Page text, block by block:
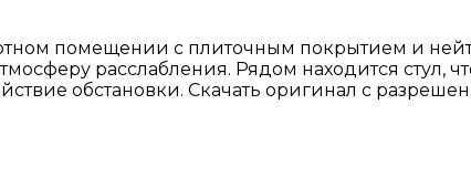
помещении с плиточным покрытием и
расслабления. Рядом находится стул,
обстановки. Скачать оригинал с